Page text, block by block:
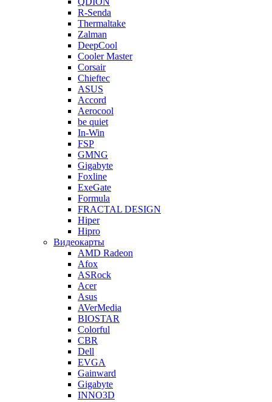
R-Senda
Thermaltake
Zalman
DeepCool
Cooler Master
Corsair
Chieftec
ASUS
Accord
Aerocool
be quiet
In-Win
FSP
GMNG
Gigabyte
Foxline
ExeGate
Formula
FRACTAL DESIGN
Hiper
Hipro
Видеокарты
AMD Radeon
Afox
ASRock
Acer
Asus
AVerMedia
BIOSTAR
Colorful
CBR
Dell
EVGA
Gainward
Gigabyte
INNO3D